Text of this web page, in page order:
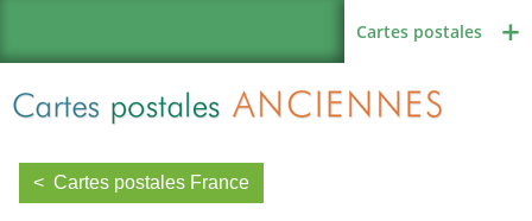
Cartes postales
Cartes postales France